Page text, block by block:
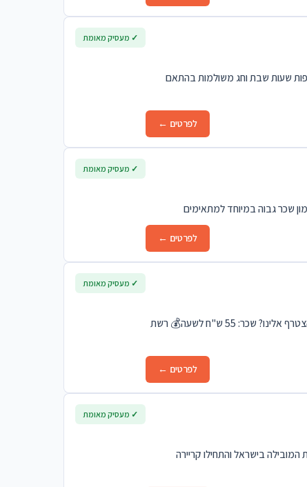
ות קבלה שכר 45 ש"ח לשעה. שעות נוספות שעות שבת וחג משולמות בהתאם
לפרטים ←
✓ מעסיק מאומת
שכר גבוה במיוחד למתאימים
לפרטים ←
✓ מעסיק מאומת
למלון אוריינט – מלון היוקרה החדש בירושלים מחפש/ת קציני/ות ביטחון! 👮‍♂️✨ 🌟 למה להצטרף אלינו? שכר: 55 ש"ח לשעה💰 רשת
לפרטים ←
✓ מעסיק מאומת
בישראל והתחילו קריירה
✓ מעסיק מאומת